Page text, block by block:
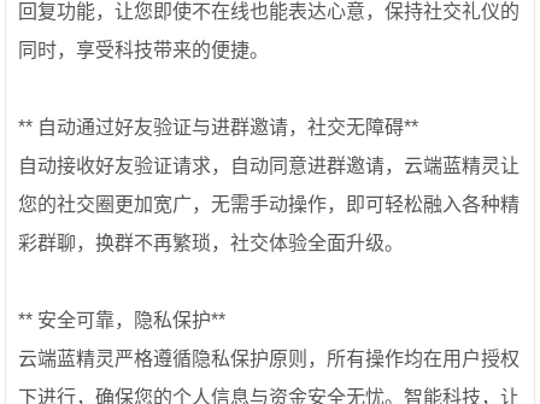
回复功能，让您即使不在线也能表达心意，保持社交礼仪的
同时，享受科技带来的便捷。
** 自动通过好友验证与进群邀请，社交无障碍**
自动接收好友验证请求，自动同意进群邀请，云端蓝精灵让
您的社交圈更加宽广，无需手动操作，即可轻松融入各种精
彩群聊，换群不再繁琐，社交体验全面升级。
**️ 安全可靠，隐私保护**
云端蓝精灵严格遵循隐私保护原则，所有操作均在用户授权
下进行，确保您的个人信息与资金安全无忧。智能科技，让